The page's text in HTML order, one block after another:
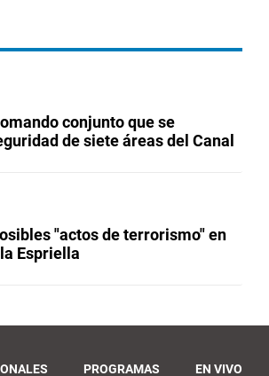
conjunto que se
de siete áreas del Canal
"actos de terrorismo" en
Espriella
PROGRAMAS EN VIVO